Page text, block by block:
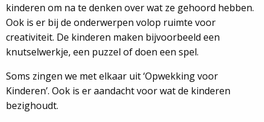
kinderen om na te denken over wat ze gehoord hebben.
Ook is er bij de onderwerpen volop ruimte voor
creativiteit. De kinderen maken bijvoorbeeld een
knutselwerkje, een puzzel of doen een spel.
Soms zingen we met elkaar uit ‘Opwekking voor
Kinderen’. Ook is er aandacht voor wat de kinderen
bezighoudt.